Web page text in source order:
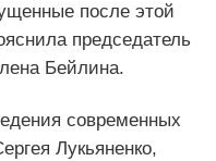
после этой
председатель
Бейлина.
современных
Лукьяненко,